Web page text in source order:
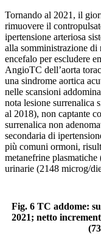
Tornando al 2021, il
rimuovere il
ipertensione arteriosa
alla somministrazione di
encefalo per escludere
AngioTC dell’aorta
una sindrome aortica
nelle scansioni
nota lesione surrenalica
al 2018), non captante
surrenalica non
secondaria di
più comuni ormoni,
metanefrine
urinarie (2148 microg/
Fig. 6 TC addome:
2021; netto